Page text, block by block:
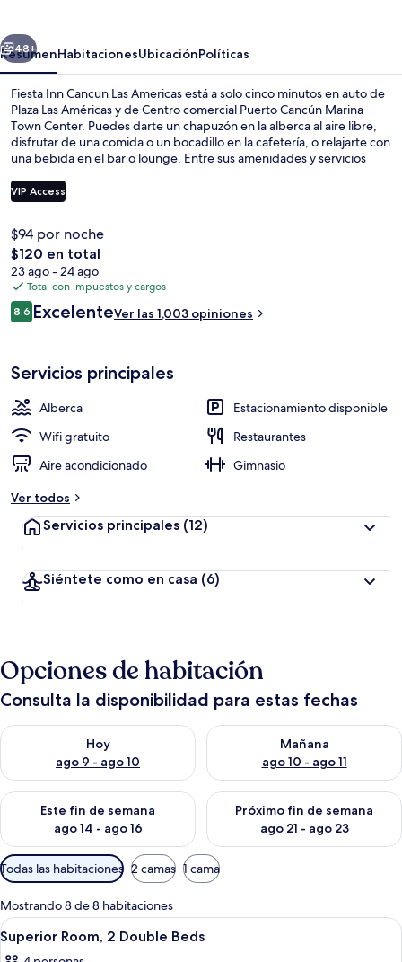
Americas
Siguiente
48+
ResumenHabitacionesUbicaciónPolíticas
Fiesta Inn Cancun Las Americas está a solo cinco minutos en auto de
Plaza Las Américas y de Centro comercial Puerto Cancún Marina
Town Center. Puedes darte un chapuzón en la alberca al aire libre,
disfrutar de una comida o un bocadillo en la cafetería, o relajarte con
una bebida en el bar o lounge. Entre sus amenidades y servicios
deli.
VIP Access
$94 por noche
El
precio
total
es
de
$120 en total
23 ago - 24 ago
Total con impuestos y cargos
Opiniones
8.68.6 de 10,
ExcelenteVer las 1,003 opiniones
Servicios principales
Alberca
Estacionamiento disponible
Wifi gratuito
Restaurantes
Aire acondicionado
Gimnasio
Ver todos
Servicios principales (12)
Siéntete como en casa (6)
Opciones de habitación
Consulta la disponibilidad para estas fechas
Hoy
ago 9 - ago 10
Consulta la disponibilidad para hoy ago 9 - ago 10
Mañana
ago 10 - ago 11
Consulta la disponibilidad
Este fin de semana
ago 14 - ago 16
Consulta la disponibilidad para este fin de semana ago 14 -
Próximo fin de semana
ago 21 - ago 23
Consulta la disponibilidad
Filtros
disponibles
para
las
habitaciones
Todas las habitaciones 2 camas 1 cama
Mostrando 8 de 8 habitaciones
Abrir
todas
Habitación de hotel con dos camas,
6
Superior Room, 2 Double Beds